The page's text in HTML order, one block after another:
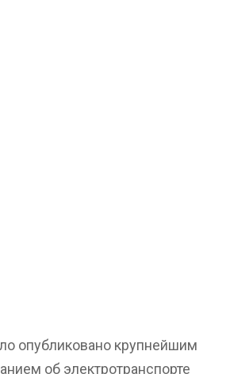
опубликовано крупнейшим
об электротранспорте